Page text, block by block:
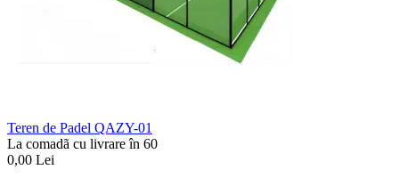
Teren de Padel QAZY-01
La comadã cu livrare în 60
0,00 Lei